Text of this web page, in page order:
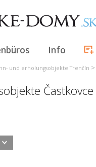
Info
und erholungsobjekte Trenčín >
Častkovce